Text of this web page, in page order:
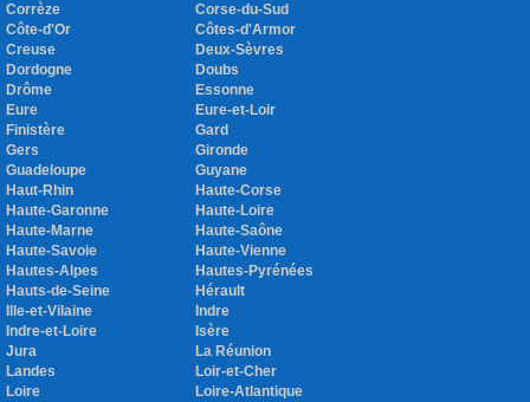
Corrèze
Corse-du-Sud
Côte-d'Or
Côtes-d'Armor
Creuse
Deux-Sèvres
Dordogne
Doubs
Drôme
Essonne
Eure
Eure-et-Loir
Finistère
Gard
Gers
Gironde
Guadeloupe
Guyane
Haut-Rhin
Haute-Corse
Haute-Garonne
Haute-Loire
Haute-Marne
Haute-Saône
Haute-Savoie
Haute-Vienne
Hautes-Alpes
Hautes-Pyrénées
Hauts-de-Seine
Hérault
Ille-et-Vilaine
Indre
Indre-et-Loire
Isère
Jura
La Réunion
Landes
Loir-et-Cher
Loire
Loire-Atlantique